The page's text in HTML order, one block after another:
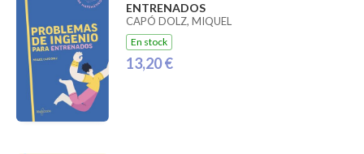
ENTRENADOS
CAPÓ DOLZ, MIQUEL
En stock
13,20 €